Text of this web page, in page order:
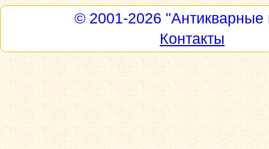
© 2001-2026 "Антикварные
Контакты